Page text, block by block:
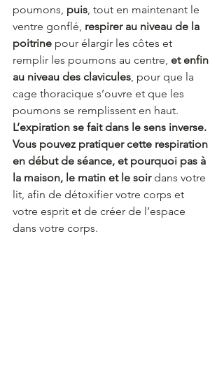
poumons, puis, tout en maintenant le
ventre gonflé, respirer au niveau de la
poitrine pour élargir les côtes et
remplir les poumons au centre, et enfin
au niveau des clavicules, pour que la
cage thoracique s’ouvre et que les
poumons se remplissent en haut.
L’expiration se fait dans le sens inverse.
Vous pouvez pratiquer cette respiration
en début de séance, et pourquoi pas à
la maison, le matin et le soir dans votre
lit, afin de détoxifier votre corps et
votre esprit et de créer de l’espace
dans votre corps.